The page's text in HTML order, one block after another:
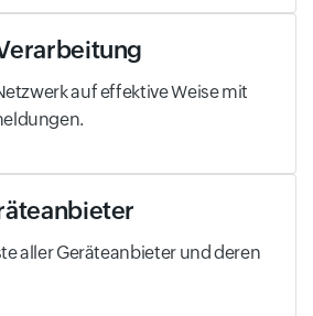
auf effektive Weise mit
aller Geräteanbieter und deren